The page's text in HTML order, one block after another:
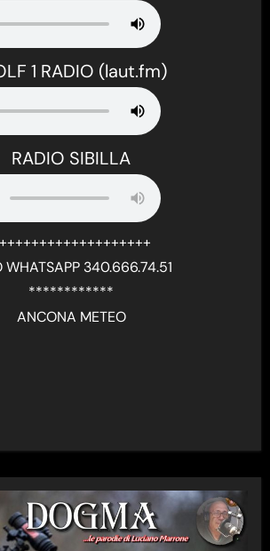
1 RADIO (laut.fm)
RADIO SIBILLA
WHATSAPP 340.666.74.51
************
ANCONA METEO